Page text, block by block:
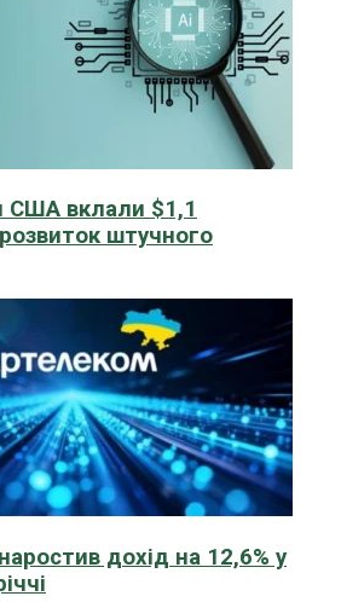
США вклали $1,1
штучного
дохід на 12,6% у